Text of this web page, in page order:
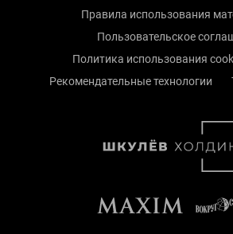
Правила использования
Пользовательское
Политика использования
Рекомендательные технологии